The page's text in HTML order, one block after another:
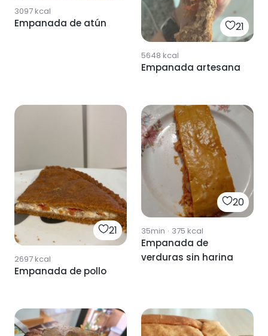
3097kcal
Empanada de atún 21
5648 kcal
Empanada artesana
21
2697kcal
Empanada de pollo
20
35min · 375 kcal
Empanada de
verduras sin harina